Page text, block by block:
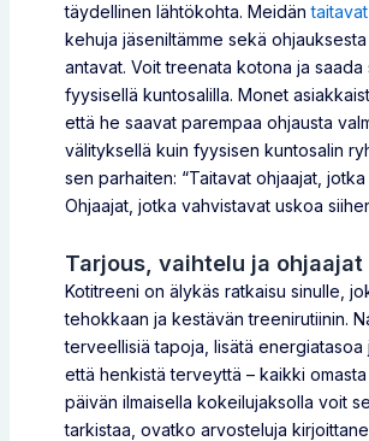
täydellinen lähtökohta. Meidän
kehuja jäseniltämme sekä
antavat. Voit treenata kotona ja saada
fyysisellä kuntosalilla. Monet
että he saavat parempaa ohjausta
välityksellä kuin fyysisen kuntosalin
sen parhaiten: “Taitavat ohjaajat,
Ohjaajat, jotka vahvistavat uskoa
Tarjous, vaihtelu ja ohjaajat
Kotitreeni on älykäs ratkaisu sinulle,
tehokkaan ja kestävän treenirutiinin.
terveellisiä tapoja, lisätä
että henkistä terveyttä – kaikki
päivän ilmaisella kokeilujaksolla voit
tarkistaa, ovatko arvosteluja